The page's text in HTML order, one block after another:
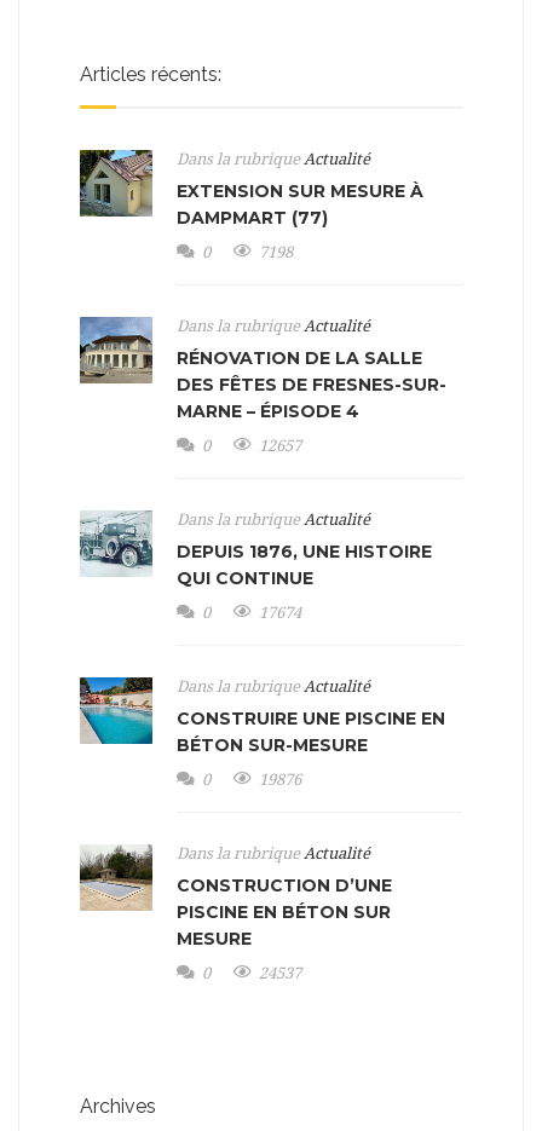
Articles récents:
Dans la rubrique Actualité
EXTENSION SUR MESURE À
DAMPMART (77)
0 7198
Dans la rubrique Actualité
RÉNOVATION DE LA SALLE
DES FÊTES DE FRESNES-SUR-
MARNE – ÉPISODE 4
0 12657
Dans la rubrique Actualité
DEPUIS 1876, UNE HISTOIRE
QUI CONTINUE
0 17674
Dans la rubrique Actualité
CONSTRUIRE UNE PISCINE EN
BÉTON SUR-MESURE
0 19876
Dans la rubrique Actualité
CONSTRUCTION D’UNE
PISCINE EN BÉTON SUR
MESURE
0 24537
Archives